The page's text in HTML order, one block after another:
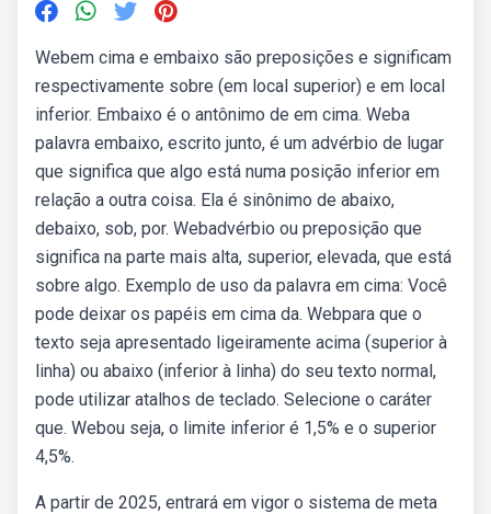
Webem cima e embaixo são preposições e significam
respectivamente sobre (em local superior) e em local
inferior. Embaixo é o antônimo de em cima. Weba
palavra embaixo, escrito junto, é um advérbio de lugar
que significa que algo está numa posição inferior em
relação a outra coisa. Ela é sinônimo de abaixo,
debaixo, sob, por. Webadvérbio ou preposição que
significa na parte mais alta, superior, elevada, que está
sobre algo. Exemplo de uso da palavra em cima: Você
pode deixar os papéis em cima da. Webpara que o
texto seja apresentado ligeiramente acima (superior à
linha) ou abaixo (inferior à linha) do seu texto normal,
pode utilizar atalhos de teclado. Selecione o caráter
que. Webou seja, o limite inferior é 1,5% e o superior
4,5%.
A partir de 2025, entrará em vigor o sistema de meta